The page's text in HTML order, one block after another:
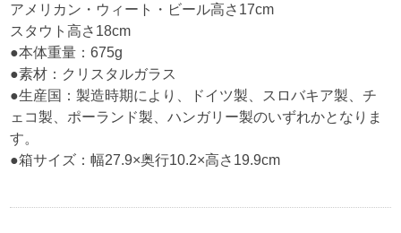
アメリカン・ウィート・ビール高さ17cm
スタウト高さ18cm
●本体重量：675g
●素材：クリスタルガラス
●生産国：製造時期により、ドイツ製、スロバキア製、チ
ェコ製、ポーランド製、ハンガリー製のいずれかとなりま
す。
●箱サイズ：幅27.9×奥行10.2×高さ19.9cm